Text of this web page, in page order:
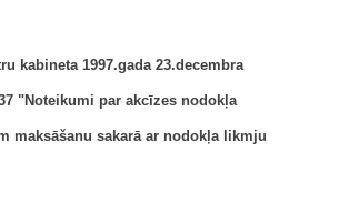
kabineta 1997.gada 23.decembra
"Noteikumi par akcīzes nodokļa
maksāšanu sakarā ar nodokļa likmju